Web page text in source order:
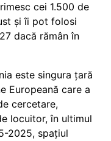
cei 1.500 de
și îi pot folosi
dacă rămân în
este singura țară
Europeană care a
cercetare,
locuitor, în ultimul
2025, spațiul